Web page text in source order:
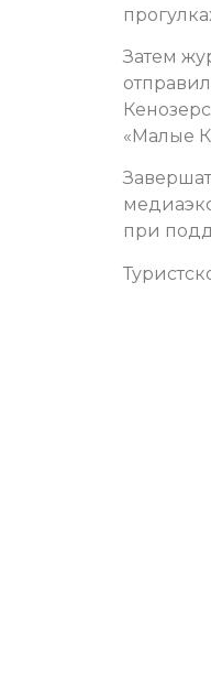
Затем
«Малые
при